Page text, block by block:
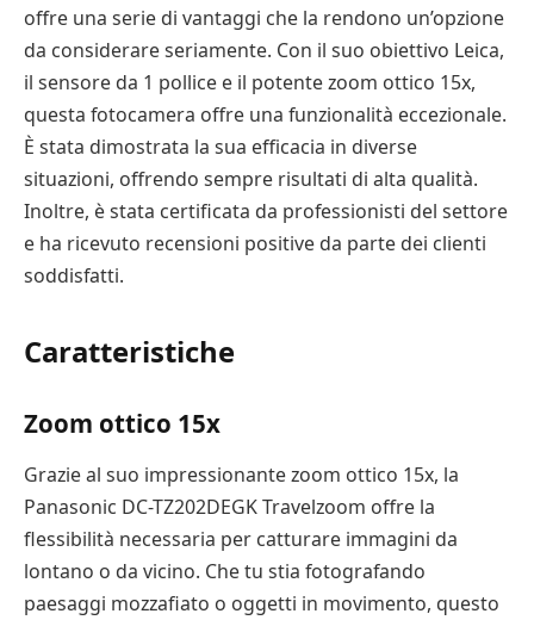
offre una serie di vantaggi che la rendono un’opzione
da considerare seriamente. Con il suo obiettivo Leica,
il sensore da 1 pollice e il potente zoom ottico 15x,
questa fotocamera offre una funzionalità eccezionale.
È stata dimostrata la sua efficacia in diverse
situazioni, offrendo sempre risultati di alta qualità.
Inoltre, è stata certificata da professionisti del settore
e ha ricevuto recensioni positive da parte dei clienti
soddisfatti.
Caratteristiche
Zoom ottico 15x
Grazie al suo impressionante zoom ottico 15x, la
Panasonic DC-TZ202DEGK Travelzoom offre la
flessibilità necessaria per catturare immagini da
lontano o da vicino. Che tu stia fotografando
paesaggi mozzafiato o oggetti in movimento, questo